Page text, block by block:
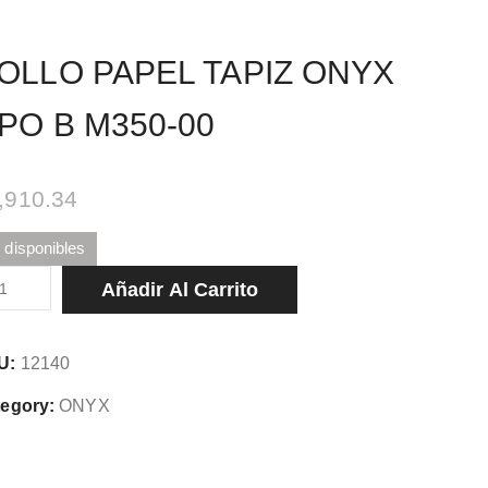
PAPEL TAPIZ ONYX
B M350-00
disponibles
Añadir Al Carrito
12140
ONYX